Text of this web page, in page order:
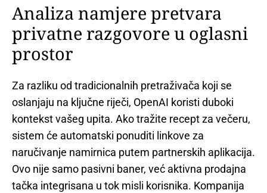
Analiza namjere pretvara
privatne razgovore u oglasni
prostor
Za razliku od tradicionalnih pretraživača koji se
oslanjaju na ključne riječi, OpenAI koristi duboki
kontekst vašeg upita. Ako tražite recept za večeru,
sistem će automatski ponuditi linkove za
naručivanje namirnica putem partnerskih aplikacija.
Ovo nije samo pasivni baner, već aktivna prodajna
tačka integrisana u tok misli korisnika. Kompanija